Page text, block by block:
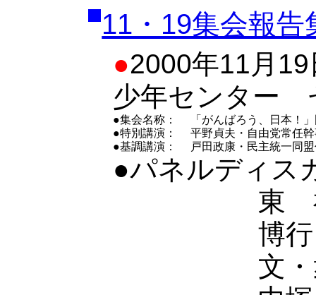
11・19集会報告
●2000年11月
少年センター
●集会名称：
「がんばろう、日本！
●特別講演：
平野貞夫・自由党常任
●基調講演：
戸田政康・民主統一同
●パネルディス
東
博
文